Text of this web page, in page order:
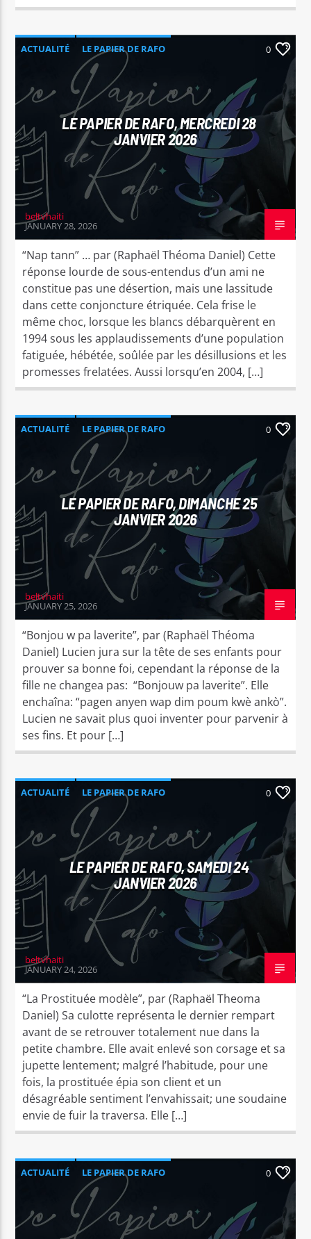
ACTUALITÉ LE PAPIER DE RAFO 0
LE PAPIER DE RAFO, MERCREDI 28
JANVIER 2026
beltvhaiti
JANUARY 28, 2026
“Nap tann” … par (Raphaël Théoma Daniel) Cette
réponse lourde de sous-entendus d’un ami ne
constitue pas une désertion, mais une lassitude
dans cette conjoncture étriquée. Cela frise le
même choc, lorsque les blancs débarquèrent en
1994 sous les applaudissements d’une population
fatiguée, hébétée, soûlée par les désillusions et les
promesses frelatées. Aussi lorsqu’en 2004, […]
ACTUALITÉ LE PAPIER DE RAFO 0
LE PAPIER DE RAFO, DIMANCHE 25
JANVIER 2026
beltvhaiti
JANUARY 25, 2026
“Bonjou w pa laverite”, par (Raphaël Théoma
Daniel) Lucien jura sur la tête de ses enfants pour
prouver sa bonne foi, cependant la réponse de la
fille ne changea pas: “Bonjouw pa laverite”. Elle
enchaîna: “pagen anyen wap dim poum kwè ankò”.
Lucien ne savait plus quoi inventer pour parvenir à
ses fins. Et pour […]
ACTUALITÉ LE PAPIER DE RAFO 0
LE PAPIER DE RAFO, SAMEDI 24
JANVIER 2026
beltvhaiti
JANUARY 24, 2026
“La Prostituée modèle”, par (Raphaël Theoma
Daniel) Sa culotte représenta le dernier rempart
avant de se retrouver totalement nue dans la
petite chambre. Elle avait enlevé son corsage et sa
jupette lentement; malgré l’habitude, pour une
fois, la prostituée épia son client et un
désagréable sentiment l’envahissait; une soudaine
envie de fuir la traversa. Elle […]
ACTUALITÉ LE PAPIER DE RAFO 0